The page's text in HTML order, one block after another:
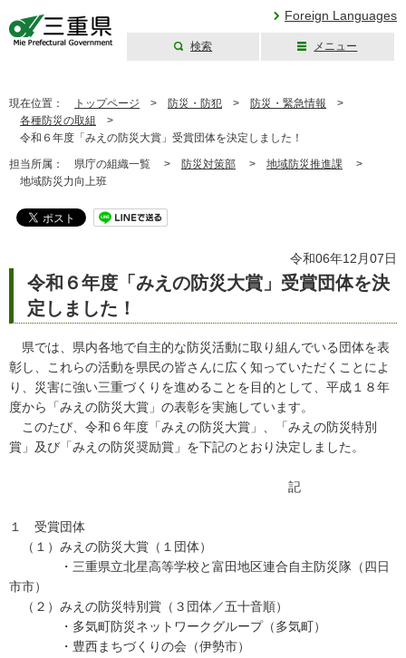
Foreign Languages
検索 メニュー
現在位置： トップページ > 防災・防犯 > 防災・緊急情報 >
各種防災の取組
>
令和６年度「みえの防災大賞」受賞団体を決定しました！
担当所属： 県庁の組織一覧 > 防災対策部 > 地域防災推進課 >
地域防災力向上班
令和06年12月07日
令和６年度「みえの防災大賞」受賞団体を決
定しました！
県では、県内各地で自主的な防災活動に取り組んでいる団体を表
彰し、これらの活動を県民の皆さんに広く知っていただくことによ
り、災害に強い三重づくりを進めることを目的として、平成１８年
度から「みえの防災大賞」の表彰を実施しています。
このたび、令和６年度「みえの防災大賞」、「みえの防災特別
賞」及び「みえの防災奨励賞」を下記のとおり決定しました。
記
１ 受賞団体
（１）みえの防災大賞（１団体）
・三重県立北星高等学校と富田地区連合自主防災隊（四日
市市）
（２）みえの防災特別賞（３団体／五十音順）
・多気町防災ネットワークグループ（多気町）
・豊西まちづくりの会（伊勢市）